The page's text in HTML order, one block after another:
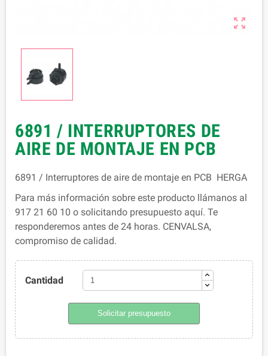

6891 / INTERRUPTORES DE
AIRE DE MONTAJE EN PCB
6891 / Interruptores de aire de montaje en PCB HERGA
Para más información sobre este producto llámanos al
917 21 60 10 o solicitando presupuesto aquí. Te
responderemos antes de 24 horas. CENVALSA,
compromiso de calidad.
Cantidad
Solicitar presupuesto